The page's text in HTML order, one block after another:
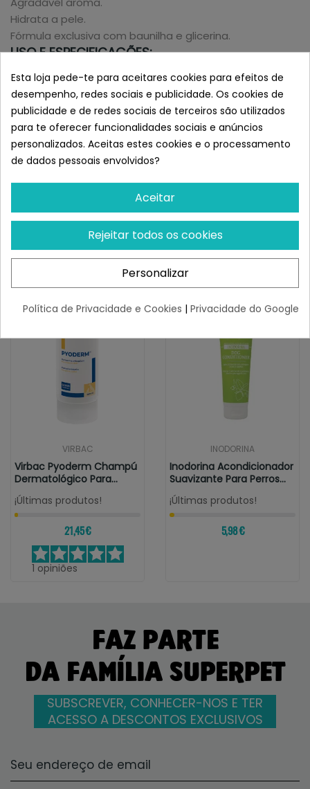
Hidrata a pele.
Fórmula exclusiva com baunilha e glicerina.
USO E ESPECIFICAÇÕES:
Champô relaxante de baunilha para cães de todas as
raças e idades.
Modo De Uso
Aplique uma quantidade generosa de xampu no pelo
úmido do cão.
Massageie todo o corpo do animal.
Enxaguar com bastante água.
300ml
Semelhante a Inodorina Champú
Sensation Refrescante para Perros
VIRBAC
Virbac Pyoderm Champú
Dermatológico Para
Perros Y Gatos
¡Últimas produtos!
21,45 €
1 opiniões
INODORINA
Inodorina Acondicionador
Suavizante Para Perros
250ml
¡Últimas produtos!
5,98 €
FAZ PARTE
DA FAMÍLIA SUPERPET
SUBSCREVER, CONHECER-NOS E TER
ACESSO A DESCONTOS EXCLUSIVOS
Esta loja pede-te para aceitares cookies para efeitos de
desempenho, redes sociais e publicidade. Os cookies de
publicidade e de redes sociais de terceiros são utilizados
para te oferecer funcionalidades sociais e anúncios
personalizados. Aceitas estes cookies e o processamento
de dados pessoais envolvidos?
Aceitar
Rejeitar todos os cookies
Personalizar
Política de Privacidade e Cookies | Privacidade do Google